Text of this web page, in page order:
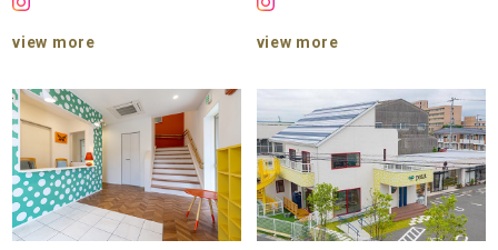
view more view more